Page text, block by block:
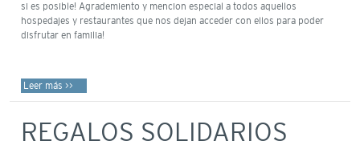
si es posible! Agrademiento y mencion especial a todos aquellos
hospedajes y restaurantes que nos dejan acceder con ellos para poder
disfrutar en familia!
Leer más >>
REGALOS SOLIDARIOS